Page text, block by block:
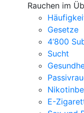
Rauchen im
Gesetze
4‘800
Sucht
E-